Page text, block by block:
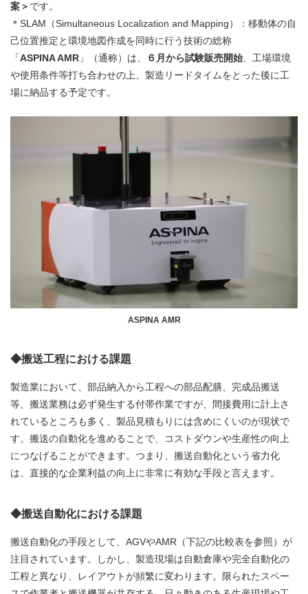
案＞ です。
＊SLAM（Simultaneous Localization and Mapping）：移動体の自
己位置推定と環境地図作成を同時に行う技術の総称
「ASPINA AMR 」（通称）は、 ６月から試験販売開始 、工場環境
や使用条件等打ち合わせの上、製造リードタイムをとった後に工
場に納品する予定です。
ASPINA AMR
◆搬送工程における課題
製造業において、部品納入から工程への部品配膳、完成品搬送
等、搬送業務は必ず発生する付帯作業ですが、間接費用に計上さ
れているところも多く、製品見積もりには含めにくいのが現状で
す。搬送の自動化を進めることで、コストダウンや生産性の向上
につなげることができます。つまり、搬送自動化という省力化
は、直接的な企業利益の向上に非常に有効な手段と言えます。
◆搬送自動化における課題
搬送自動化の手段として、AGVやAMR（下記の比較表を参照）が
注目されています。しかし、製造現場は自動倉庫や完全自動化の
工程と異なり、レイアウトが頻繁に変わります。限られたスペー